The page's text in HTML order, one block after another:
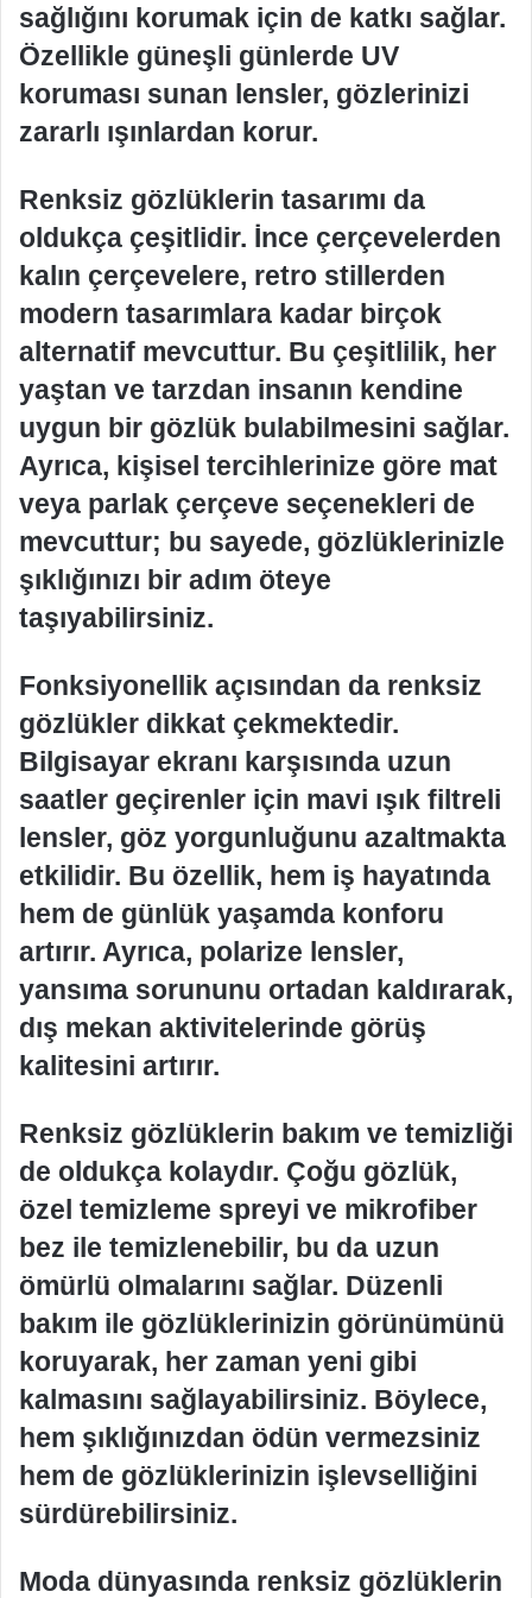
sağlığını korumak için de katkı sağlar.
Özellikle güneşli günlerde UV
koruması sunan lensler, gözlerinizi
zararlı ışınlardan korur.
Renksiz gözlüklerin tasarımı da
oldukça çeşitlidir. İnce çerçevelerden
kalın çerçevelere, retro stillerden
modern tasarımlara kadar birçok
alternatif mevcuttur. Bu çeşitlilik, her
yaştan ve tarzdan insanın kendine
uygun bir gözlük bulabilmesini sağlar.
Ayrıca, kişisel tercihlerinize göre mat
veya parlak çerçeve seçenekleri de
mevcuttur; bu sayede, gözlüklerinizle
şıklığınızı bir adım öteye
taşıyabilirsiniz.
Fonksiyonellik açısından da renksiz
gözlükler dikkat çekmektedir.
Bilgisayar ekranı karşısında uzun
saatler geçirenler için mavi ışık filtreli
lensler, göz yorgunluğunu azaltmakta
etkilidir. Bu özellik, hem iş hayatında
hem de günlük yaşamda konforu
artırır. Ayrıca, polarize lensler,
yansıma sorununu ortadan kaldırarak,
dış mekan aktivitelerinde görüş
kalitesini artırır.
Renksiz gözlüklerin bakım ve temizliği
de oldukça kolaydır. Çoğu gözlük,
özel temizleme spreyi ve mikrofiber
bez ile temizlenebilir, bu da uzun
ömürlü olmalarını sağlar. Düzenli
bakım ile gözlüklerinizin görünümünü
koruyarak, her zaman yeni gibi
kalmasını sağlayabilirsiniz. Böylece,
hem şıklığınızdan ödün vermezsiniz
hem de gözlüklerinizin işlevselliğini
sürdürebilirsiniz.
Moda dünyasında renksiz gözlüklerin